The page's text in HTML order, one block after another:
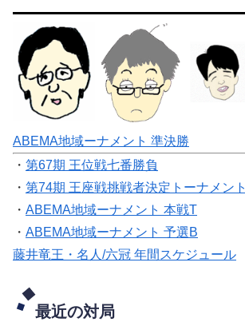
ABEMA地域ーナメント 準決勝
・ 第67期 王位戦七番勝負
・ 第74期 王座戦挑戦者決定トーナメント
・ ABEMA地域ーナメント 本戦T
・ ABEMA地域ーナメント 予選B
藤井竜王・名人/六冠 年間スケジュール
最近の対局